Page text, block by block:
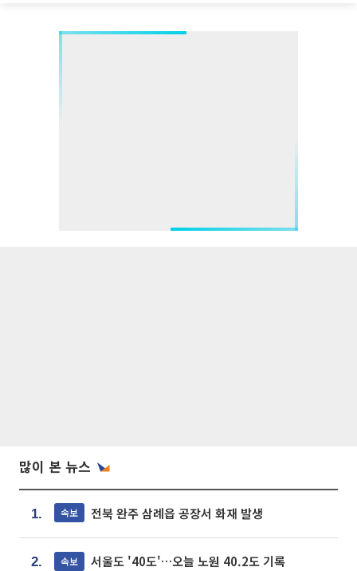
많이 본 뉴스
1. 속보 전북 완주 삼례읍 공장서 화재 발생
2. 속보 서울도 '40도'…오늘 노원 40.2도 기록